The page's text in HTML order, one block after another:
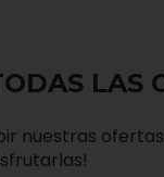
LAS
nuestras